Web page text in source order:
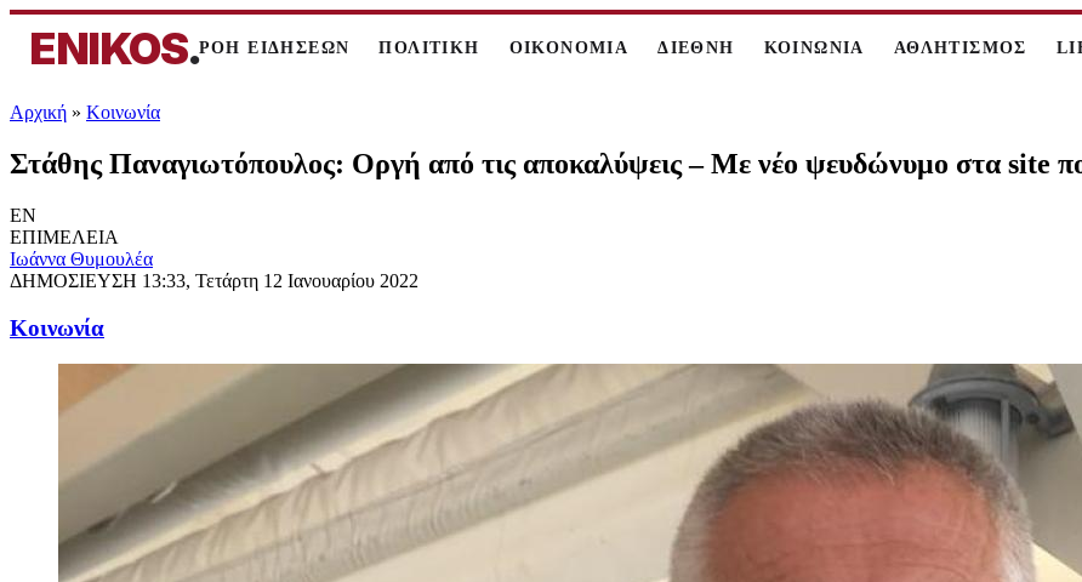
ENIKOS.ΡΟΗ ΕΙΔΗΣΕΩΝ ΠΟΛΙΤΙΚΗ ΟΙΚΟΝΟΜΙΑ ΔΙΕΘΝΗ ΚΟΙΝΩΝΙΑ ΑΘΛΗΤΙΣΜΟΣ
Αρχική » Κοινωνία
Στάθης Παναγιωτόπουλος: Οργή από τις αποκαλύψεις – Με νέο ψευδώνυμο στα site
EN
ΕΠΙΜΕΛΕΙΑ
Ιωάννα Θυμουλέα
ΔΗΜΟΣΙΕΥΣΗ 13:33, Τετάρτη 12 Ιανουαρίου 2022
Κοινωνία